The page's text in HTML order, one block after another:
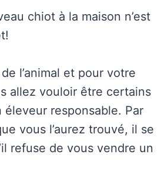
chiot à la maison n’est
l’animal et pour votre
allez vouloir être certains
responsable. Par
vous l’aurez trouvé, il se
refuse de vous vendre un